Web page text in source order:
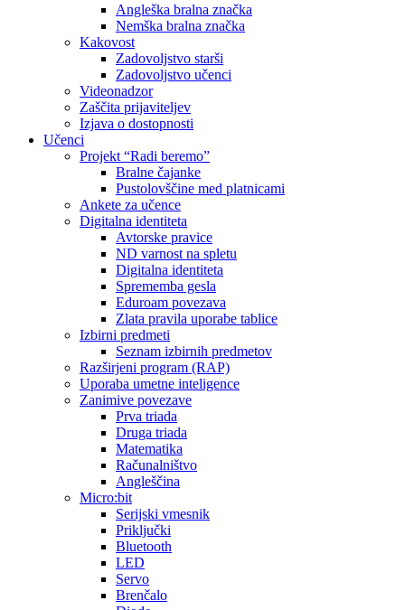
Angleška bralna značka
Nemška bralna značka
Kakovost
Zadovoljstvo starši
Zadovoljstvo učenci
Videonadzor
Zaščita prijaviteljev
Izjava o dostopnosti
Učenci
Projekt “Radi beremo”
Bralne čajanke
Pustolovščine med platnicami
Ankete za učence
Digitalna identiteta
Avtorske pravice
ND varnost na spletu
Digitalna identiteta
Sprememba gesla
Eduroam povezava
Zlata pravila uporabe tablice
Izbirni predmeti
Seznam izbirnih predmetov
Razširjeni program (RAP)
Uporaba umetne inteligence
Zanimive povezave
Prva triada
Druga triada
Matematika
Računalništvo
Angleščina
Micro:bit
Serijski vmesnik
Priključki
Bluetooth
LED
Servo
Brenčalo